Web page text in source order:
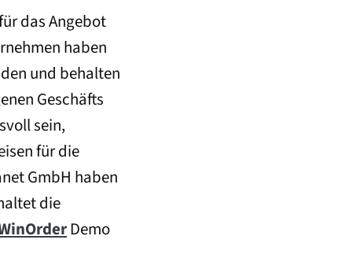
das Angebot
haben
und behalten
Geschäfts
sein,
für die
GmbH haben
die
Demo